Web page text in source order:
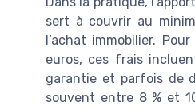
sert à couvrir au
l’achat immobilier.
euros, ces frais
garantie et parfois de
souvent entre 8 % et